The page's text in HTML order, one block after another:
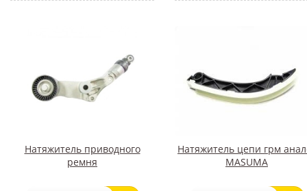
Натяжитель приводного
ремня
Натяжитель цепи грм
MASUMA